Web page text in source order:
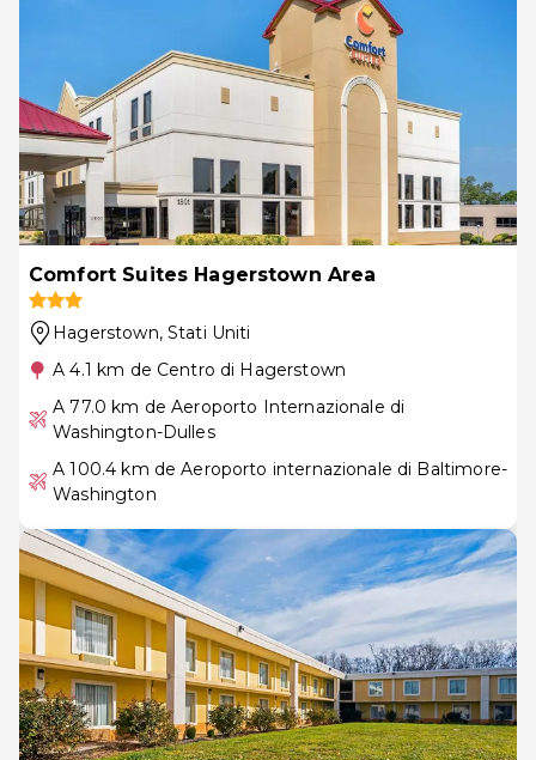
Comfort Suites Hagerstown Area
Hagerstown, Stati Uniti
A 4.1 km de Centro di Hagerstown
A 77.0 km de Aeroporto Internazionale di
Washington-Dulles
A 100.4 km de Aeroporto internazionale di Baltimore-
Washington